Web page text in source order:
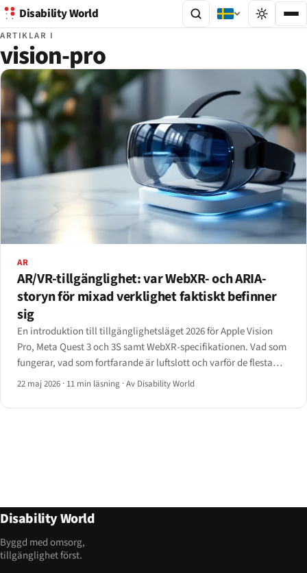
Disability World
ARTIKLAR I
vision-pro
AR
AR/VR-tillgänglighet: var WebXR- och ARIA-
storyn för mixad verklighet faktiskt befinner
sig
En introduktion till tillgänglighetsläget 2026 för Apple Vision
Pro, Meta Quest 3 och 3S samt WebXR-specifikationen. Vad som
fungerar, vad som fortfarande är luftslott och varför de flesta
utvecklare inte bör leverera webbläsarbaserade XR-upplevelser
22 maj 2026 · 11 min läsning ·Av Disability World
Disability World
Byggd med omsorg,
tillgänglighet först.